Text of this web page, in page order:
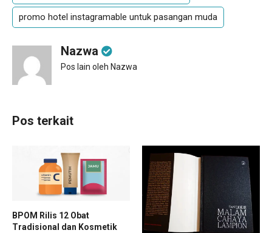
promo hotel instagramable untuk pasangan muda
Nazwa
Pos lain oleh Nazwa
Pos terkait
BPOM Rilis 12 Obat
Tradisional dan Kosmetik